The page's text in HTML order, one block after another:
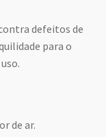
defeitos de
para o
de ar.